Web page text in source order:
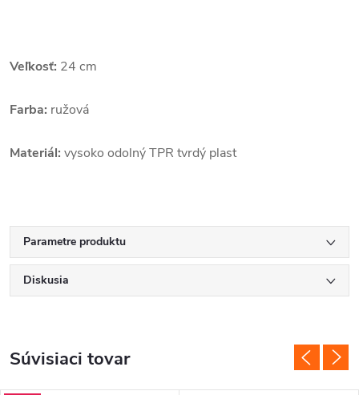
Veľkosť: 24 cm
Farba: ružová
Materiál: vysoko odolný TPR tvrdý plast
Parametre produktu
Diskusia
Súvisiaci tovar